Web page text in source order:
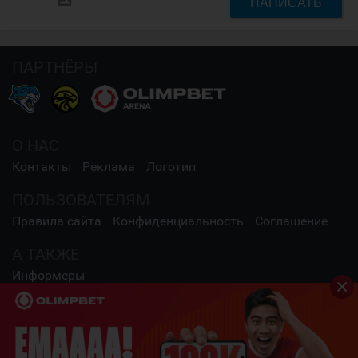
Контакты Реклама Логотип
Правила сайта Конфиденциальность Соглашение
Информеры
СОЦИАЛЬНЫЕ СЕТИ